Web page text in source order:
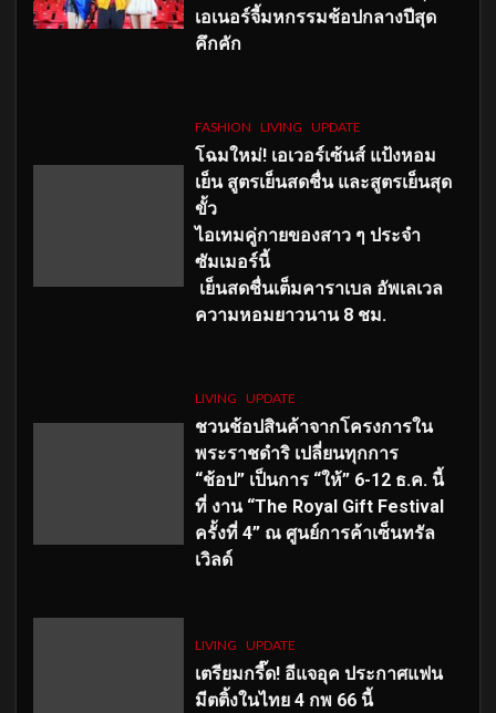
เอเนอร์จี้มหกรรมช้อปกลางปีสุด
คึกคัก
FASHION LIVING UPDATE
โฉมใหม่! เอเวอร์เซ้นส์ แป้งหอม
เย็น สูตรเย็นสดชื่น และสูตรเย็นสุด
ขั้ว
ไอเทมคู่กายของสาว ๆ ประจำ
ซัมเมอร์นี้
เย็นสดชื่นเต็มคาราเบล อัพเลเวล
ความหอมยาวนาน 8 ชม.
LIVING UPDATE
ชวนช้อปสินค้าจากโครงการใน
พระราชดำริ เปลี่ยนทุกการ
“ช้อป” เป็นการ “ให้” 6-12 ธ.ค. นี้
ที่ งาน “The Royal Gift Festival
ครั้งที่ 4” ณ ศูนย์การค้าเซ็นทรัล
เวิลด์
LIVING UPDATE
เตรียมกรี๊ด! อีแจอุค ประกาศแฟน
มีตติ้งในไทย 4 กพ 66 นี้